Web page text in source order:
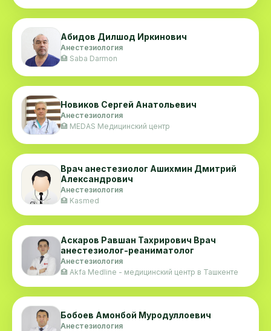
Абидов Дилшод Иркинович
Анестезиология
🏥 Saba Darmon
Новиков Сергей Анатольевич
Анестезиология
🏥 MEDAS Медицинский центр
Врач анестезиолог Ашихмин Дмитрий
Александрович
Анестезиология
🏥 Kasmed
Аскаров Равшан Тахрирович Врач
анестезиолог-реаниматолог
Анестезиология
🏥 Akfa Medline - медицинский центр в Ташкенте
Бобоев Амонбой Муродуллоевич
Анестезиология